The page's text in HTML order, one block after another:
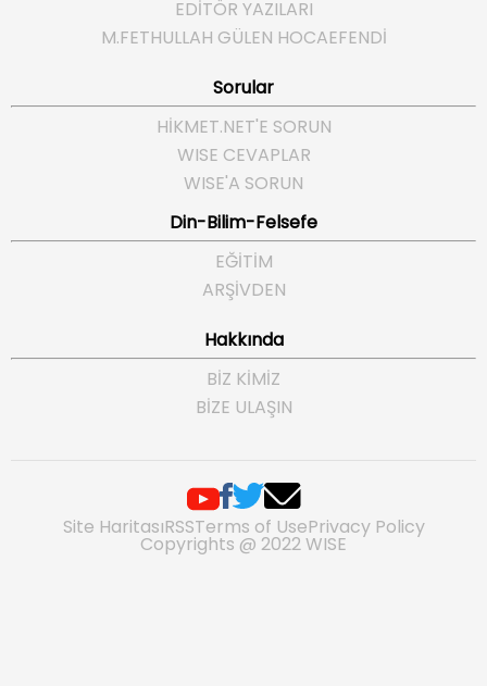
EDİTÖR YAZILARI
M.FETHULLAH GÜLEN HOCAEFENDI
Sorular
HIKMET.NET'E SORUN
WISE CEVAPLAR
WISE'A SORUN
Din-Bilim-Felsefe
EĞITIM
ARŞIVDEN
Hakkında
BIZ KIMIZ
BIZE ULAŞIN
Copyrights @ 2022 WISE
Site HaritasıRSSTerms of UsePrivacy Policy